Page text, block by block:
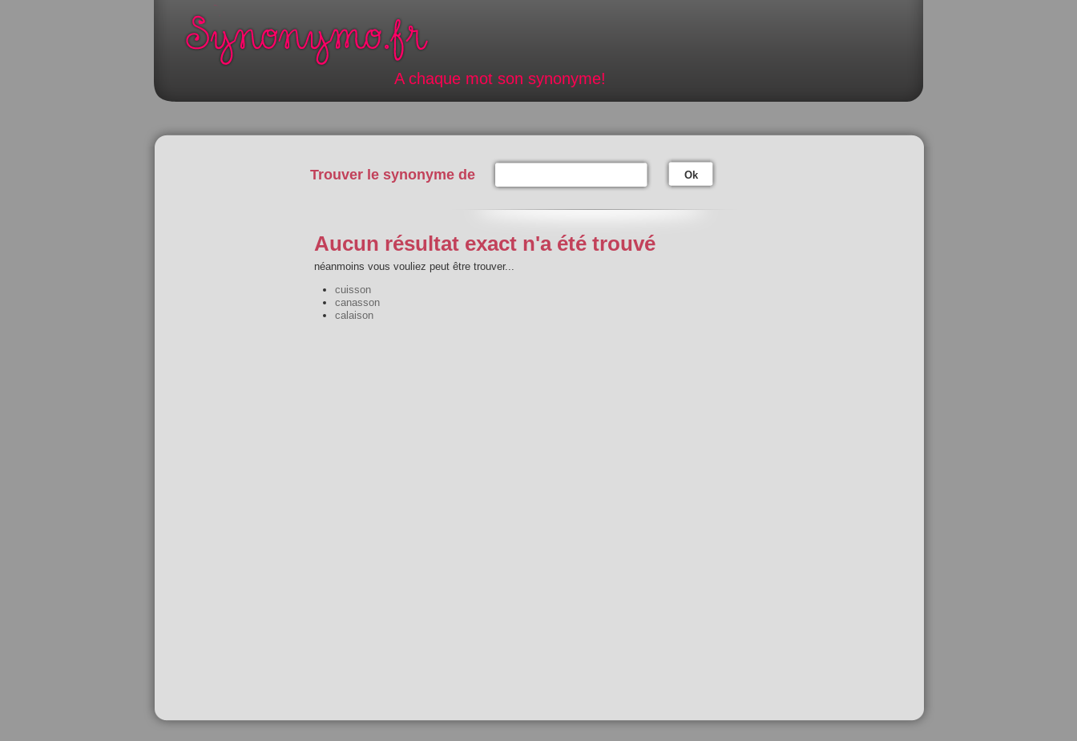
A chaque mot son synonyme!
Trouver le synonyme de Ok
Aucun résultat exact n'a été trouvé
néanmoins vous vouliez peut être trouver...
cuisson
canasson
calaison